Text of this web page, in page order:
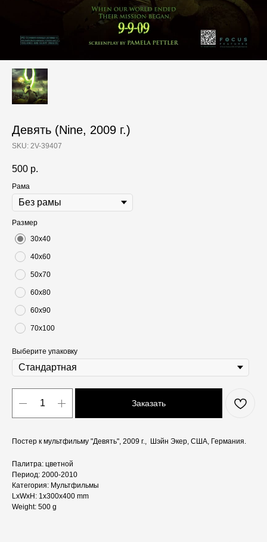
Девять (Nine, 2009 г.)
SKU: 2V-39407
500 р.
Рама
Размер
30х40
40х60
50х70
60х80
60х90
70х100
Выберите упаковку
Заказать
Постер к мультфильму "Девять", 2009 г., Шэйн Экер, США, Германия.
Палитра: цветной
Период: 2000-2010
Категория: Мультфильмы
LxWxH: 1x300x400 mm
Weight: 500 g